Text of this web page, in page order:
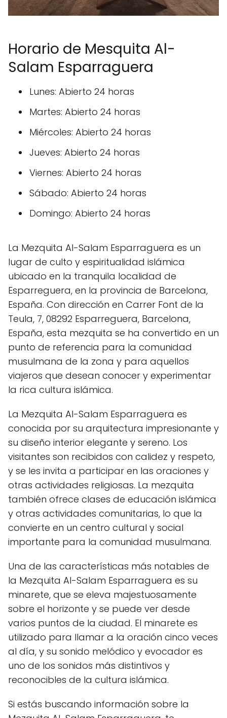
Horario de Mesquita Al-
Salam Esparraguera
Lunes: Abierto 24 horas
Martes: Abierto 24 horas
Miércoles: Abierto 24 horas
Jueves: Abierto 24 horas
Viernes: Abierto 24 horas
Sábado: Abierto 24 horas
Domingo: Abierto 24 horas
La Mezquita Al-Salam Esparraguera es un
lugar de culto y espiritualidad islámica
ubicado en la tranquila localidad de
Esparreguera, en la provincia de Barcelona,
España. Con dirección en Carrer Font de la
Teula, 7, 08292 Esparreguera, Barcelona,
España, esta mezquita se ha convertido en un
punto de referencia para la comunidad
musulmana de la zona y para aquellos
viajeros que desean conocer y experimentar
la rica cultura islámica.
La Mezquita Al-Salam Esparraguera es
conocida por su arquitectura impresionante y
su diseño interior elegante y sereno. Los
visitantes son recibidos con calidez y respeto,
y se les invita a participar en las oraciones y
otras actividades religiosas. La mezquita
también ofrece clases de educación islámica
y otras actividades comunitarias, lo que la
convierte en un centro cultural y social
importante para la comunidad musulmana.
Una de las características más notables de
la Mezquita Al-Salam Esparraguera es su
minarete, que se eleva majestuosamente
sobre el horizonte y se puede ver desde
varios puntos de la ciudad. El minarete es
utilizado para llamar a la oración cinco veces
al día, y su sonido melódico y evocador es
uno de los sonidos más distintivos y
reconocibles de la cultura islámica.
Si estás buscando información sobre la